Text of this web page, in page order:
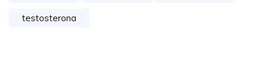
testosterona